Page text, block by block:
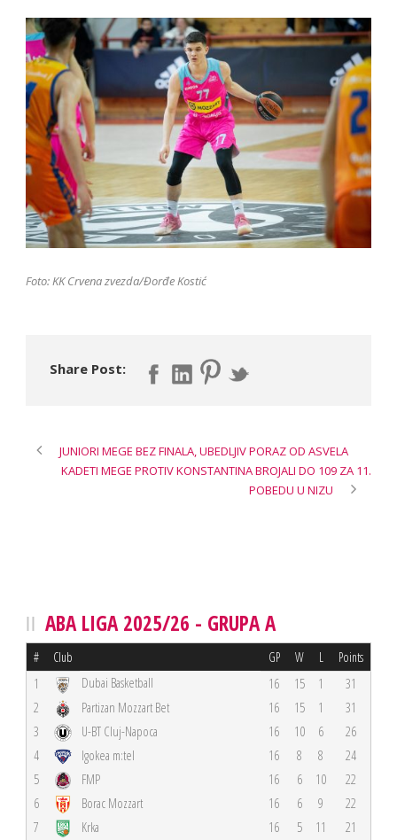
Foto: KK Crvena zvezda/Đorđe Kostić
Share Post:
JUNIORI MEGE BEZ FINALA, UBEDLJIV PORAZ OD ASVELA
KADETI MEGE PROTIV KONSTANTINA BROJALI DO 109 ZA 11.
POBEDU U NIZU
ABA LIGA 2025/26 - GRUPA A
# Club GP W L Points
1 Dubai Basketball 16 15 1
31
2
Partizan Mozzart Bet 16 15 1
31
3
U-BT Cluj-Napoca 16 10 6
26
4
Igokea m:tel 16 8 8
24
5
FMP 16 6 10
22
6
Borac Mozzart 16 6 9
22
7
Krka 16 5 11
21